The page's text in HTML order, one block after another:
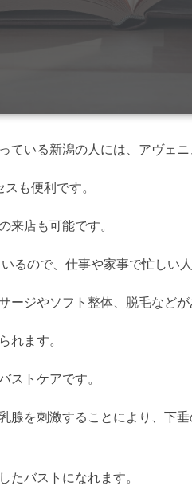
ている新潟の人には、アヴェニ
も便利です。
来店も可能です。
るので、仕事や家事で忙しい
ージやソフト整体、脱毛などが
れます。
ストケアです。
腺を刺激することにより、下
たバストになれます。